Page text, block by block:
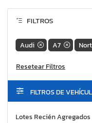
FILTROS
Audi A7
FILTROS DE
Lotes Recién Agregados